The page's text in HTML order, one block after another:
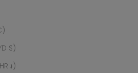
$)
៛)